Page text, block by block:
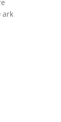
ark